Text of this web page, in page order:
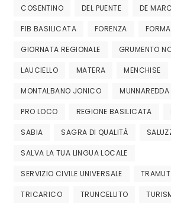
COSENTINO DEL PUENTE DE
FIB BASILICATA FORENZA
GIORNATA REGIONALE GRUMENTO
LAUCIELLO MATERA MENCHISE
MONTALBANO JONICO MUNNAREDDA
PRO LOCO REGIONE BASILICATA
SABIA SAGRA DI QUALITÀ
SALVA LA TUA LINGUA LOCALE
SERVIZIO CIVILE UNIVERSALE
TRICARICO TRUNCELLITO